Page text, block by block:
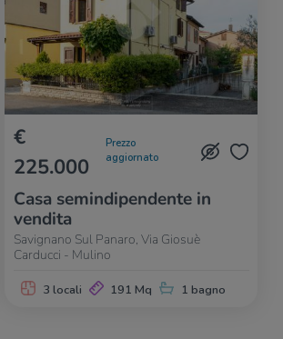
€
225.000
Prezzo
aggiornato
Casa semindipendente in
vendita
Savignano Sul Panaro, Via Giosuè
Carducci - Mulino
3 locali 191 Mq 1 bagno